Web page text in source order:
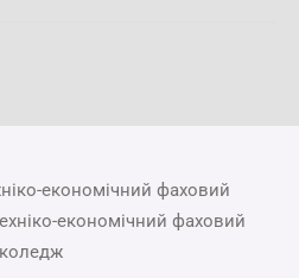
економічний фаховий
економічний фаховий
коледж